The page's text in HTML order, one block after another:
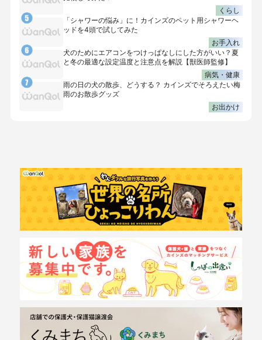
くらし
「シャワーの悩み」に！カインズのペット用シャワーヘ
ッドを4頭で試してみた
お手入れ
犬のためにエアコンをつけっぱなしにした方がいい？夏
と冬の最適な設定温度と注意点を解説【獣医師監修】
病気・健康
雨の日の犬の散歩、どうする？ カインズでそろえたい梅
雨のお散歩グッズ
お出かけ